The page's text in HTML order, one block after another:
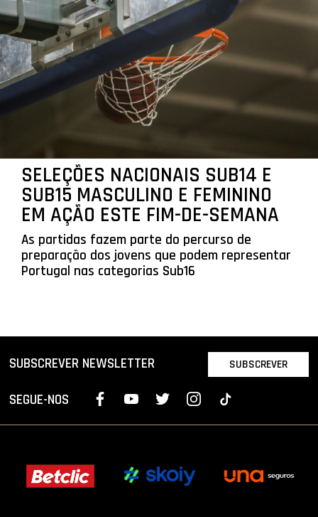
SELEÇÕES NACIONAIS SUB14 E
SUB15 MASCULINO E FEMININO
EM AÇÃO ESTE FIM-DE-SEMANA
As partidas fazem parte do percurso de
preparação dos jovens que podem representar
Portugal nas categorias Sub16
SUBSCREVER NEWSLETTER SUBSCREVER
SEGUE-NOS